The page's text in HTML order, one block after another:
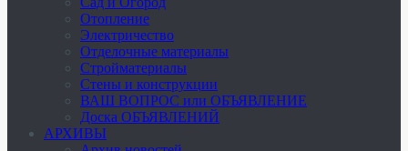
Отопление
Электричество
Отделочные материалы
Стройматериалы
Стены и конструкции
ВАШ ВОПРОС или ОБЪЯВЛЕНИЕ
Доска ОБЪЯВЛЕНИЙ
АРХИВЫ